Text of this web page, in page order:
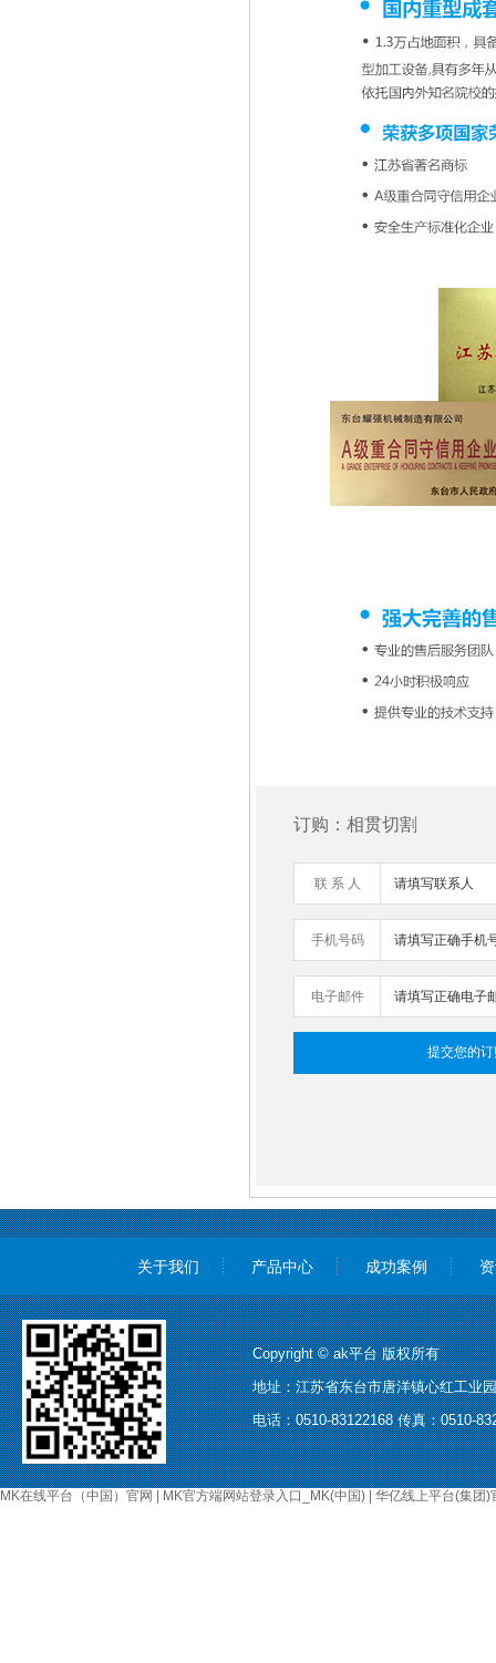
订购：相贯切割
联 系 人
手机号码
电子邮件
关于我们 产品中心 成功案例
Copyright © ak平台 版权所有
地址：江苏省东台市唐洋镇心红工业
电话：0510-83122168 传真：0510-
MK在线平台（中国）官网 | MK官方端网站登录入口_MK(中国) | 华亿线上平台(集团)